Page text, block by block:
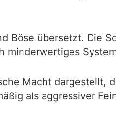
Böse übersetzt. Die
minderwertiges
Macht dargestellt,
als aggressiver